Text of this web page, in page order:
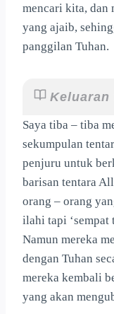
mencari kita, dan
yang ajaib,
panggilan Tuhan.
Keluaran
Saya tiba – tiba
sekumpulan
penjuru untuk
barisan tentara
orang – orang
ilahi tapi ‘sempat
Namun mereka
dengan Tuhan
mereka kembali
yang akan